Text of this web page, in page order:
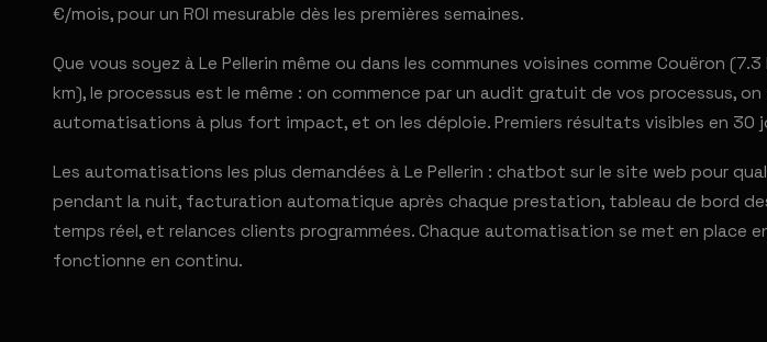
€/mois, pour un ROI mesurable dès les premières semaines.
Que vous soyez à Le Pellerin même ou dans les communes voisines comme Couëron
km), le processus est le même : on commence par un audit gratuit de vos processus,
automatisations à plus fort impact, et on les déploie. Premiers résultats visibles en 30
Les automatisations les plus demandées à Le Pellerin : chatbot sur le site web pour
pendant la nuit, facturation automatique après chaque prestation, tableau de bord
temps réel, et relances clients programmées. Chaque automatisation se met en place
fonctionne en continu.